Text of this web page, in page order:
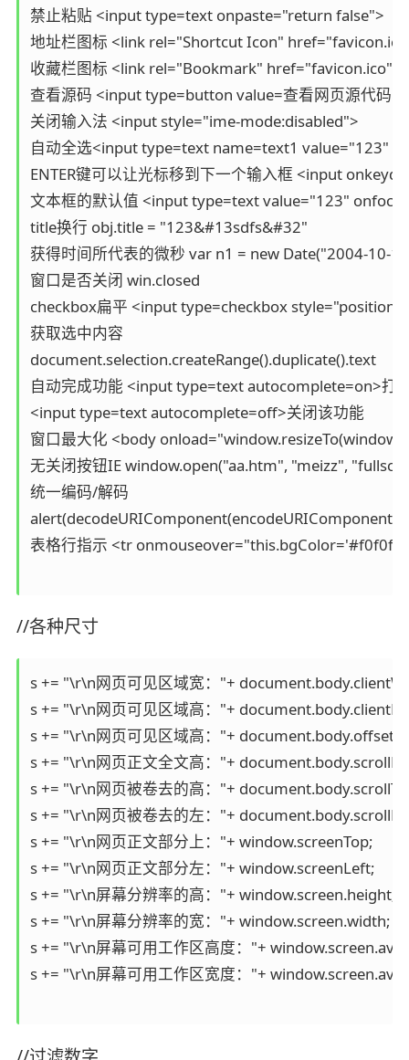
禁止粘贴 <input type=text onpaste="return false">
地址栏图标 <link rel="Shortcut Icon"
收藏栏图标 <link rel="Bookmark" href="favicon.ico">
查看源码 <input type=button value=查看网页源代码
关闭输入法 <input style="ime-mode:disabled">
自动全选<input type=text name=text1 value="123"
ENTER键可以让光标移到下一个输入框 <input
文本框的默认值 <input type=text value="123"
title换行 obj.title = "123&#13sdfs&#32"
获得时间所代表的微秒 var n1 = new Date("2004-10-
窗口是否关闭 win.closed
checkbox扁平 <input type=checkbox
获取选中内容
document.selection.createRange().duplicate().text
自动完成功能 <input type=text autocomplete=on>打
<input type=text autocomplete=off>关闭该功能
窗口最大化 <body
无关闭按钮IE window.open("aa.htm", "meizz",
统一编码/解码
表格行指示 <tr
//各种尺寸
s += "\r\n网页可见区域宽："+
s += "\r\n网页可见区域高："+
s += "\r\n网页可见区域高："+
s += "\r\n网页正文全文高："+
s += "\r\n网页被卷去的高："+
s += "\r\n网页被卷去的左："+
s += "\r\n网页正文部分上："+ window.screenTop;
s += "\r\n网页正文部分左："+ window.screenLeft;
s += "\r\n屏幕分辨率的高："+ window.screen.height;
s += "\r\n屏幕分辨率的宽："+ window.screen.width;
s += "\r\n屏幕可用工作区高度："+
s += "\r\n屏幕可用工作区宽度："+